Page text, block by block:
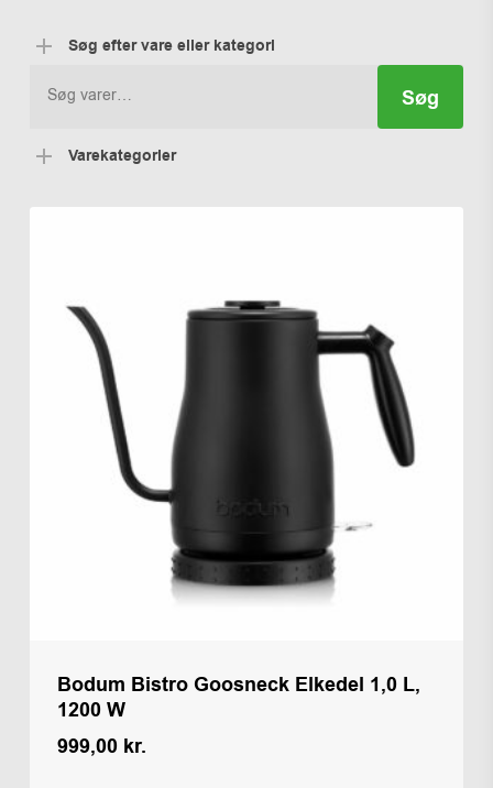
Søg efter vare eller kategori
efter:
Søg
Varekategorier
Bodum Bistro Goosneck Elkedel 1,0 L,
1200 W
999,00 kr.